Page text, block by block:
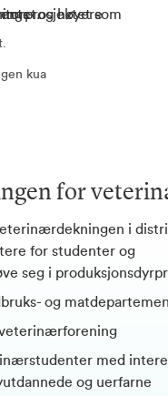
kua
for
i
for studenter og
seg i
og
veterinærforening
med
og uerfarne